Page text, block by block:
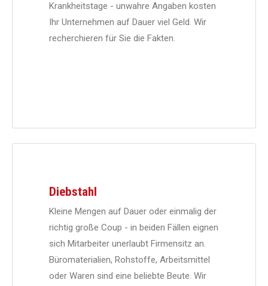
Krankheitstage - unwahre Angaben kosten
Ihr Unternehmen auf Dauer viel Geld. Wir
recherchieren für Sie die Fakten.
Diebstahl
Kleine Mengen auf Dauer oder einmalig der
richtig große Coup - in beiden Fällen eignen
sich Mitarbeiter unerlaubt Firmensitz an.
Büromaterialien, Rohstoffe, Arbeitsmittel
oder Waren sind eine beliebte Beute. Wir